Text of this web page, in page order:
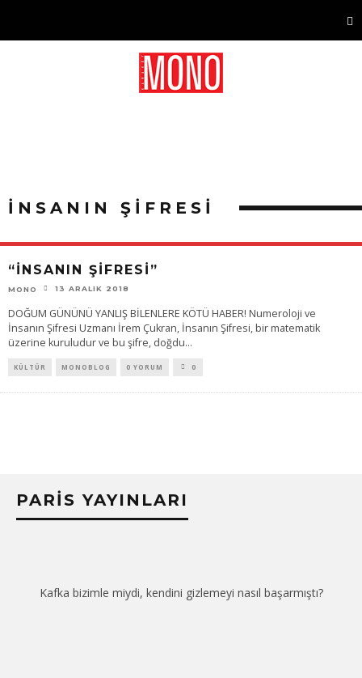
İNSANIN ŞİFRESİ
“İNSANIN ŞİFRESİ”
MONO 13 ARALIK 2018
DOĞUM GÜNÜNÜ YANLIŞ BİLENLERE KÖTÜ HABER! Numeroloji ve
İnsanın Şifresi Uzmanı İrem Çukran, İnsanın Şifresi, bir matematik
üzerine kuruludur ve bu şifre, doğdu...
KÜLTÜR MONOBLOG 0 YORUM 0
PARIS YAYINLARI
Kafka bizimle miydi, kendini gizlemeyi nasıl başarmıştı?